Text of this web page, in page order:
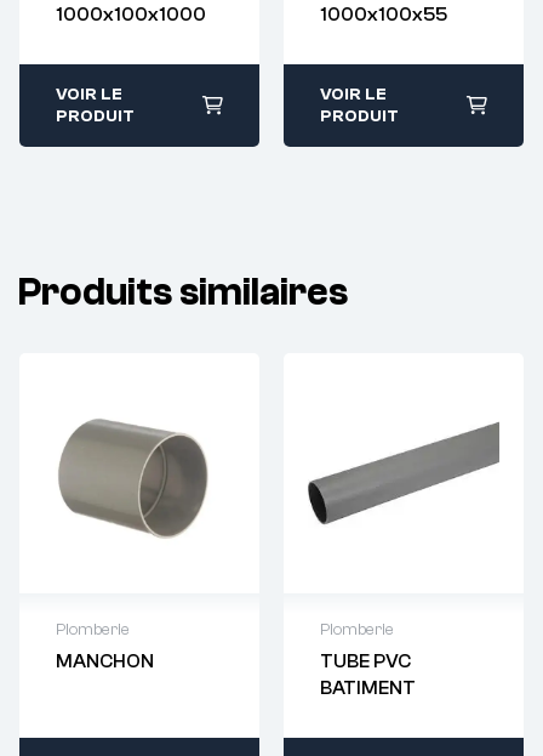
1000x100x1000
VOIR LE
PRODUIT
1000x100x55
VOIR LE
PRODUIT
Produits similaires
Plomberie
MANCHON
Demande de
Plomberie
TUBE PVC
BATIMENT
Demande de
devis : 01 64 88